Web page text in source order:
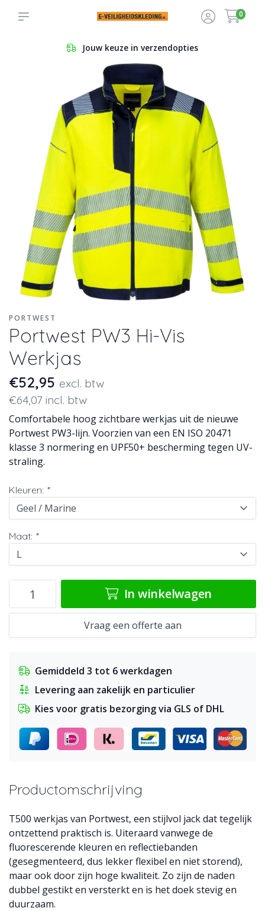
0
Jouw keuze in verzendopties
PORTWEST
Portwest PW3 Hi-Vis
Werkjas
€52,95 excl. btw
€64,07 incl. btw
Comfortabele hoog zichtbare werkjas uit de nieuwe
Portwest PW3-lijn. Voorzien van een EN ISO 20471
klasse 3 normering en UPF50+ bescherming tegen UV-
straling.
Kleuren: *
Maat: *
In winkelwagen
Vraag een offerte aan
Gemiddeld 3 tot 6 werkdagen
Levering aan zakelijk en particulier
Kies voor gratis bezorging via GLS of DHL
Productomschrijving
T500 werkjas van Portwest, een stijlvol jack dat tegelijk
ontzettend praktisch is. Uiteraard vanwege de
fluorescerende kleuren en reflectiebanden
(gesegmenteerd, dus lekker flexibel en niet storend),
maar ook door zijn hoge kwaliteit. Zo zijn de naden
dubbel gestikt en versterkt en is het doek stevig en
duurzaam.